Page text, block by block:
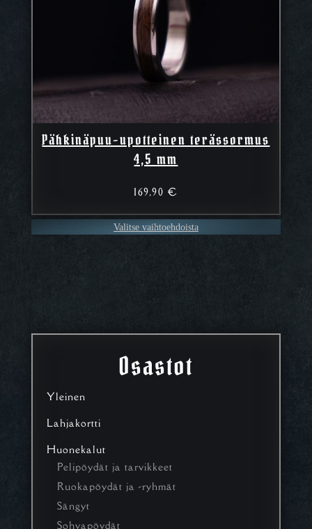
Osastot
Yleinen
Lahjakortti
Huonekalut
Pelipöydät ja tarvikkeet
Ruokapöydät ja -ryhmät
Sängyt
Sohvapöydät
Pähkinäpuu-upotteinen terässormus
4,5 mm
169,90 €
Valitse vaihtoehdoista